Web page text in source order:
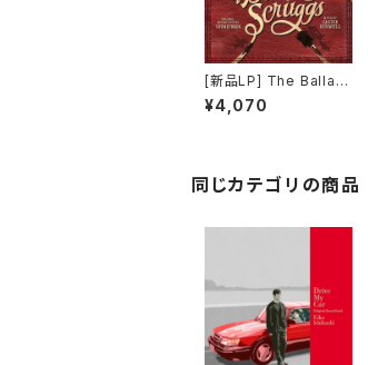
[新品LP] The Ballad
of Buster Scruggs /
バスターのバラード
¥4,070
同じカテゴリの商品